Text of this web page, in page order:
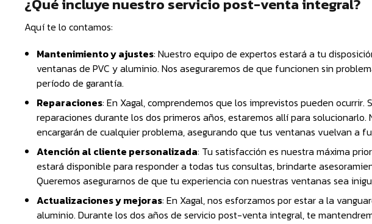
Aquí te lo contamos:
Mantenimiento y ajustes: Nuestro equipo de expertos estará a tu
ventanas de PVC y aluminio. Nos aseguraremos de que funcionen sin
período de garantía.
Reparaciones: En Xagal, comprendemos que los imprevistos pueden
reparaciones durante los dos primeros años, estaremos allí para
encargarán de cualquier problema, asegurando que tus ventanas vuelvan a
Atención al cliente personalizada: Tu satisfacción es nuestra máxima
estará disponible para responder a todas tus consultas, brindarte
Queremos asegurarnos de que tu experiencia con nuestras ventanas sea
Actualizaciones y mejoras: En Xagal, nos esforzamos por estar a la
aluminio. Durante los dos años de servicio post-venta integral, te